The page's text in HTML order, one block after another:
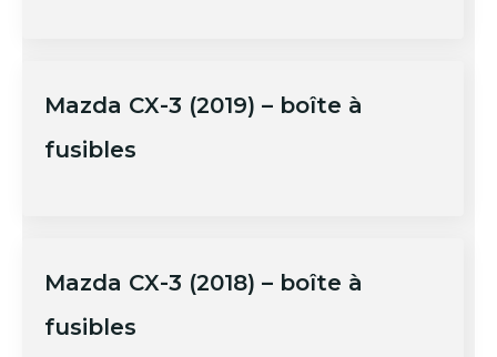
Mazda CX-3 (2019) – boîte à
fusibles
Mazda CX-3 (2018) – boîte à
fusibles